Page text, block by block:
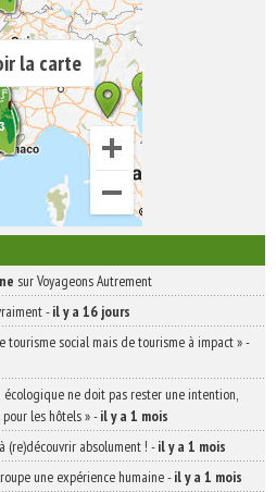
la carte
sur Voyageons Autrement
-il y a 16 jours
tourisme social mais de tourisme à impact »-
ne doit pas rester une intention,
les hôtels »-il y a 1 mois
(re)découvrir absolument ! -il y a 1 mois
une expérience humaine-il y a 1 mois